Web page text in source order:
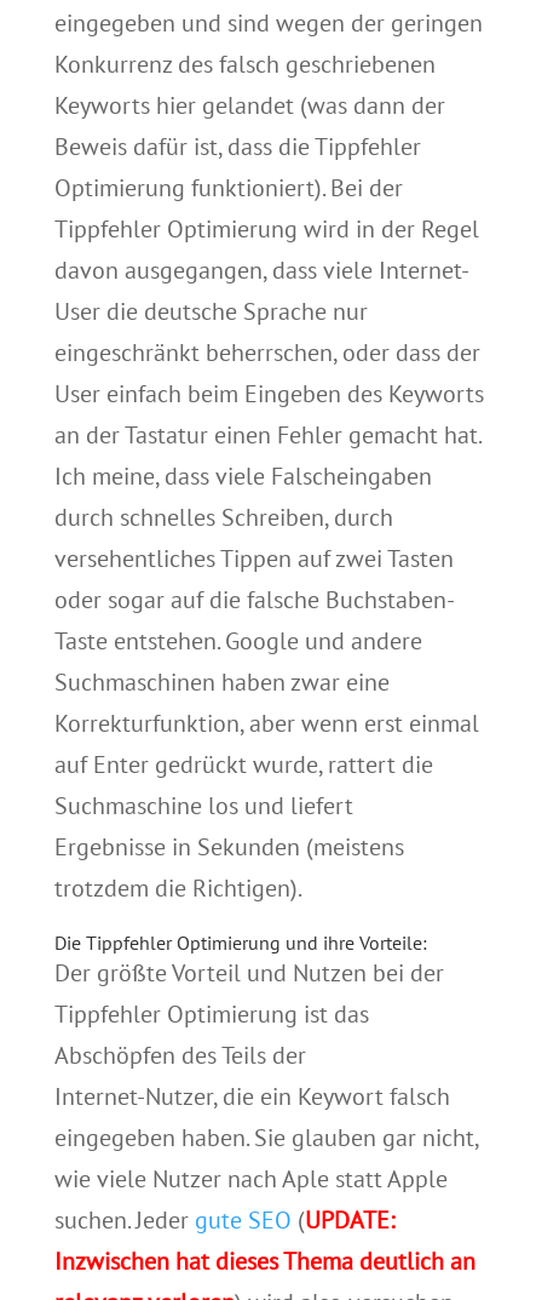
eingegeben und sind wegen der geringen
Konkurrenz des falsch geschriebenen
Keyworts hier gelandet (was dann der
Beweis dafür ist, dass die Tippfehler
Optimierung funktioniert). Bei der
Tippfehler Optimierung wird in der Regel
davon ausgegangen, dass viele Internet-
User die deutsche Sprache nur
eingeschränkt beherrschen, oder dass der
User einfach beim Eingeben des Keyworts
an der Tastatur einen Fehler gemacht hat.
Ich meine, dass viele Falscheingaben
durch schnelles Schreiben, durch
versehentliches Tippen auf zwei Tasten
oder sogar auf die falsche Buchstaben-
Taste entstehen. Google und andere
Suchmaschinen haben zwar eine
Korrekturfunktion, aber wenn erst einmal
auf Enter gedrückt wurde, rattert die
Suchmaschine los und liefert
Ergebnisse in Sekunden (meistens
trotzdem die Richtigen).
Die Tippfehler Optimierung und ihre Vorteile:
Der größte Vorteil und Nutzen bei der
Tippfehler Optimierung ist das
Abschöpfen des Teils der
Internet-Nutzer, die ein Keywort falsch
eingegeben haben. Sie glauben gar nicht,
wie viele Nutzer nach Aple statt Apple
suchen. Jeder gute SEO (UPDATE:
Inzwischen hat dieses Thema deutlich an